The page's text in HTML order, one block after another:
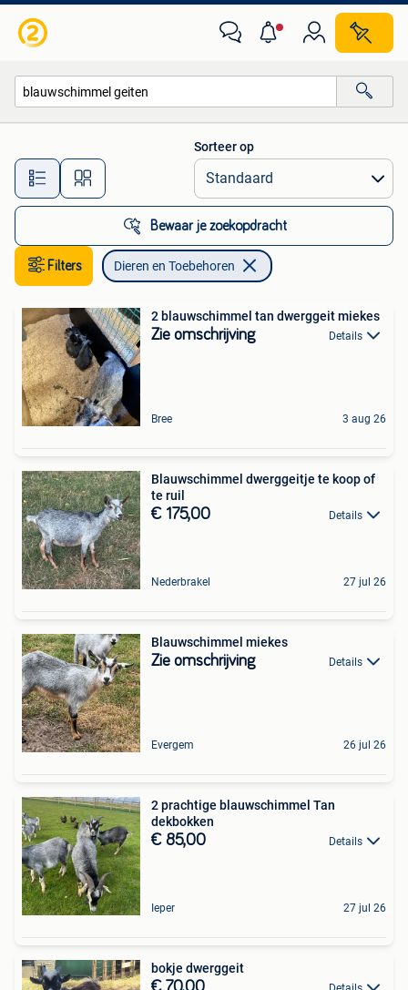
Alle afstanden…
Sorteer op
Bewaar je zoekopdracht
Filters Dieren en Toebehoren
2 blauwschimmel tan dwerggeit miekes
Zie omschrijving Details
Bree 3 aug 26
Blauwschimmel dwerggeitje te koop of
te ruil
€ 175,00 Details
Nederbrakel 27 jul 26
Blauwschimmel miekes
Zie omschrijving Details
Evergem 26 jul 26
2 prachtige blauwschimmel Tan
dekbokken
€ 85,00 Details
Ieper 27 jul 26
bokje dwerggeit